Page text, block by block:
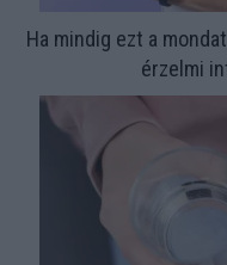
Ha mindig ezt a
érzelmi